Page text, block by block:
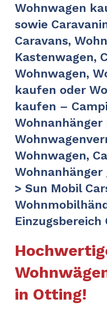
Wohnwagen
sowie
Caravans,
Kastenwagen,
Wohnwagen,
kaufen oder
kaufen –
Wohnanhänger
Wohnwagen,
> Sun Mobil
Einzugsbereich
in Otting!